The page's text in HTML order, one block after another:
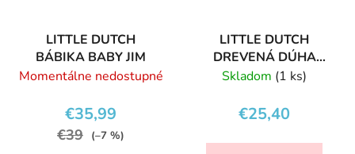
LITTLE DUTCH
BÁBIKA BABY JIM
Momentálne nedostupné
€35,99
€39 (–7 %)
LITTLE DUTCH
DREVENÁ DÚHA
BLUE
Skladom (1 ks)
€25,40